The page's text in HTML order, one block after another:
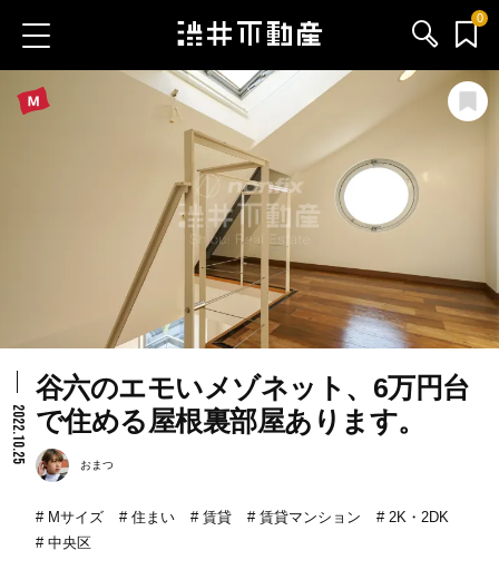
0
お気に入り物件
サービス内容
渋井不動産のメンバー
会社情報
2022.10.25
谷六のエモいメゾネット、6万円台
で住める屋根裏部屋あります。
おまつ
Mサイズ 住まい 賃貸 賃貸マンション
2K・2DK
中央区